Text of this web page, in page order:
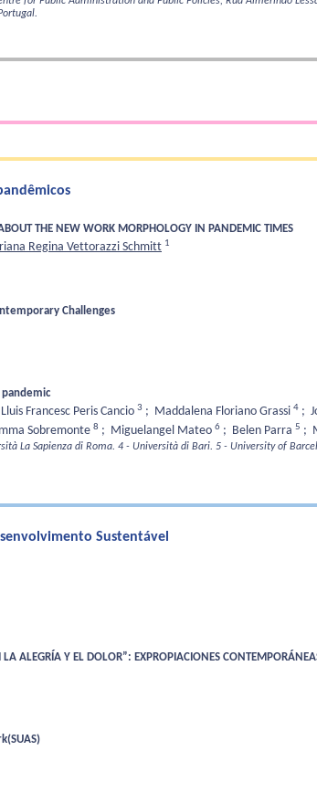
THE NEW WORK MORPHOLOGY IN PANDEMIC TIMES
Regina Vettorazzi Schmitt 1
Challenges
Lluis Francesc Peris Cancio 3 ; Maddalena Floriano Grassi 4 ;
Sobremonte 8 ; Miguelangel Mateo 6 ; Belen Parra 5 ;
La Sapienza di Roma. 4 - Università di Bari. 5 - University of
Sustentável
​​ALEGRÍA Y EL DOLOR”: EXPROPIACIONES